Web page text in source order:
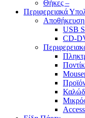
Θήκες –
Περιφερειακά
Αποθήκευση
USB
CD-